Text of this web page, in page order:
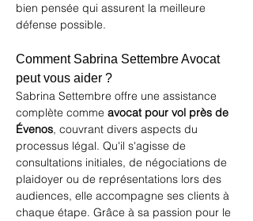
bien pensée qui assurent la meilleure
défense possible.
Comment Sabrina Settembre Avocat
peut vous aider ?
Sabrina Settembre offre une assistance
complète comme avocat pour vol près de
Évenos, couvrant divers aspects du
processus légal. Qu'il s'agisse de
consultations initiales, de négociations de
plaidoyer ou de représentations lors des
audiences, elle accompagne ses clients à
chaque étape. Grâce à sa passion pour le